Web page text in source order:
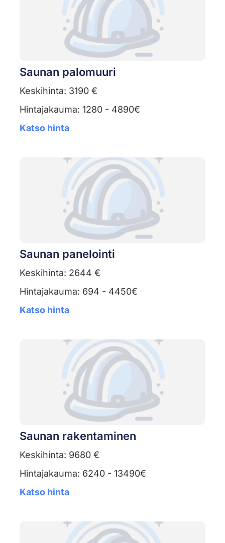
Saunan palomuuri
Keskihinta: 3190 €
Hintajakauma: 1280 - 4890€
Katso hinta
Saunan panelointi
Keskihinta: 2644 €
Hintajakauma: 694 - 4450€
Katso hinta
Saunan rakentaminen
Keskihinta: 9680 €
Hintajakauma: 6240 - 13490€
Katso hinta